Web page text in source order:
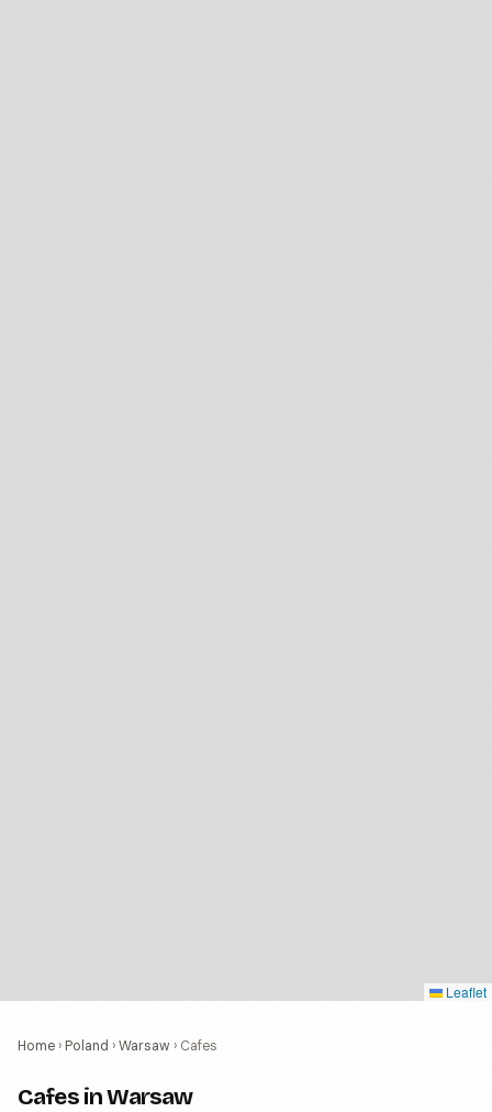
Home › Poland ›Warsaw › Cafes
Cafes in Warsaw
Leaflet